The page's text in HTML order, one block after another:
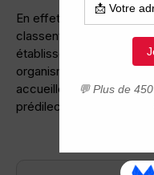
En effet, l’Université
classent au 18e et 114e
établissements
organisme. La grande
accueille ces deux
prédilection pour les